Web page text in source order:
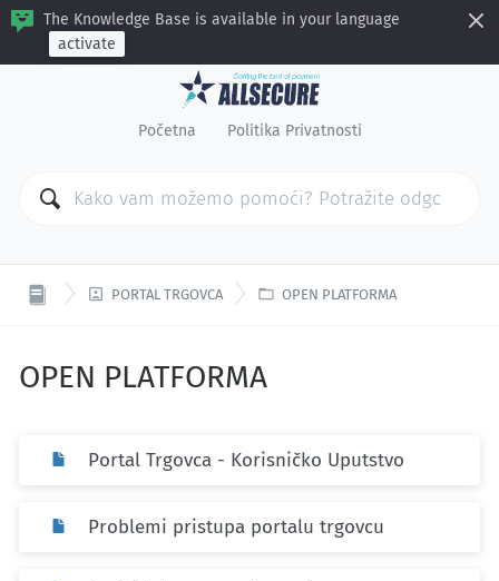
The Knowledge Base is available in your language
activate
Početna Politika Privatnosti
 PORTAL TRGOVCA  OPEN PLATFORMA
OPEN PLATFORMA
Portal Trgovca - Korisničko Uputstvo
Problemi pristupa portalu trgovcu